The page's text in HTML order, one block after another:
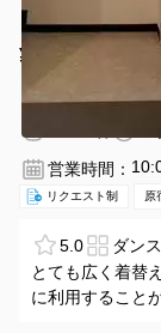
¥3630 〜
2
営業時間：
リクエスト制 原
5.0 ダン
とても広く着替
に利用すること